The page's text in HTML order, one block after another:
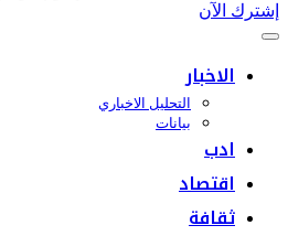
إشترك الآن
الاخبار
التحليل الاخباري
بيانات
ادب
اقتصاد
ثقافة